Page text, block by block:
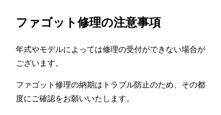
ファゴット修理の注意事項
年式やモデルによっては修理の受付ができない場合が
ございます。
ファゴット修理の納期はトラブル防止のため、その都
度にご確認をお願いいたします。